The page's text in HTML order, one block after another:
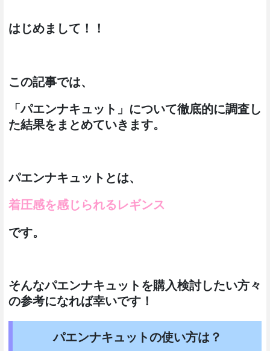
はじめまして！！
この記事では、
「パエンナキュット」について徹底的に調査し
た結果をまとめていきます。
パエンナキュットとは、
着圧感を感じられるレギンス
です。
そんなパエンナキュットを購入検討したい方々
の参考になれば幸いです！
パエンナキュットの使い方は？